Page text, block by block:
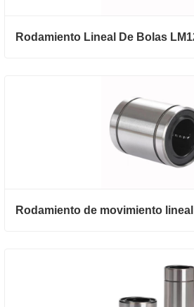
Rodamiento Lineal De Bolas